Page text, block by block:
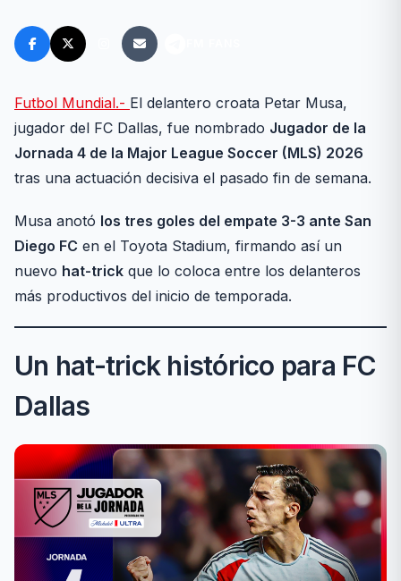
Futbol Mundial.- El delantero croata Petar Musa,
jugador del FC Dallas, fue nombrado Jugador de la
Jornada 4 de la Major League Soccer (MLS) 2026
tras una actuación decisiva el pasado fin de semana.
Musa anotó los tres goles del empate 3-3 ante San
Diego FC en el Toyota Stadium, firmando así un
nuevo hat-trick que lo coloca entre los delanteros
más productivos del inicio de temporada.
Un hat-trick histórico para FC
Dallas